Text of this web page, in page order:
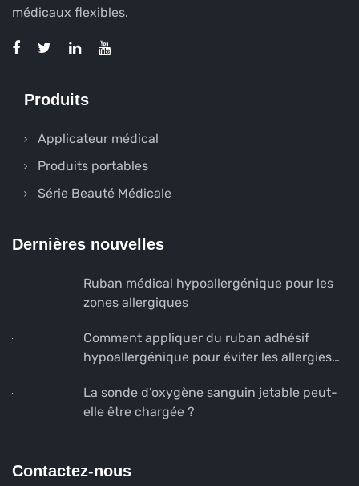
médicaux flexibles.
Produits
Applicateur médical
Produits portables
Série Beauté Médicale
Dernières nouvelles
Ruban médical hypoallergénique pour les
zones allergiques
Comment appliquer du ruban adhésif
hypoallergénique pour éviter les allergies
La sonde d’oxygène sanguin jetable peut-
elle être chargée ?
Contactez-nous